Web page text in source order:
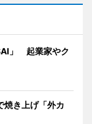
」 起業家やク
き上げ「外カ